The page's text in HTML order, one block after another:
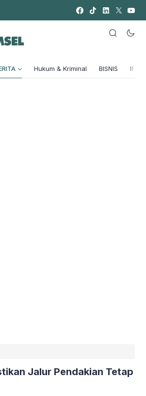
Hukum & Kriminal BISNIS
Jalur Pendakian Tetap